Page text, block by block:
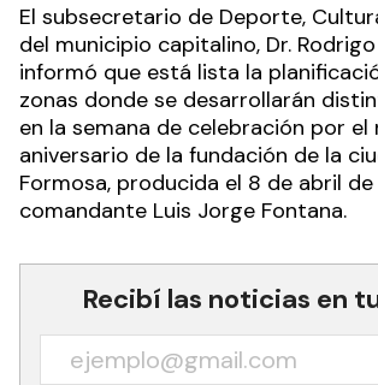
El subsecretario de Deporte,
del municipio capitalino, Dr.
informó que está lista la
zonas donde se desarrollarán
en la semana de celebración por el
aniversario de la fundación de la
Formosa, producida el 8 de abril de
comandante Luis Jorge Fontana.
Recibí las noticias en